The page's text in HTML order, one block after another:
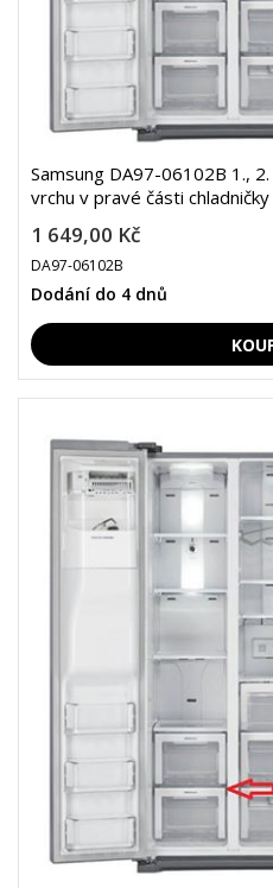
Samsung DA97-06102B 1.,
vrchu v pravé části
1 649,00 Kč
DA97-06102B
Dodání do 4 dnů